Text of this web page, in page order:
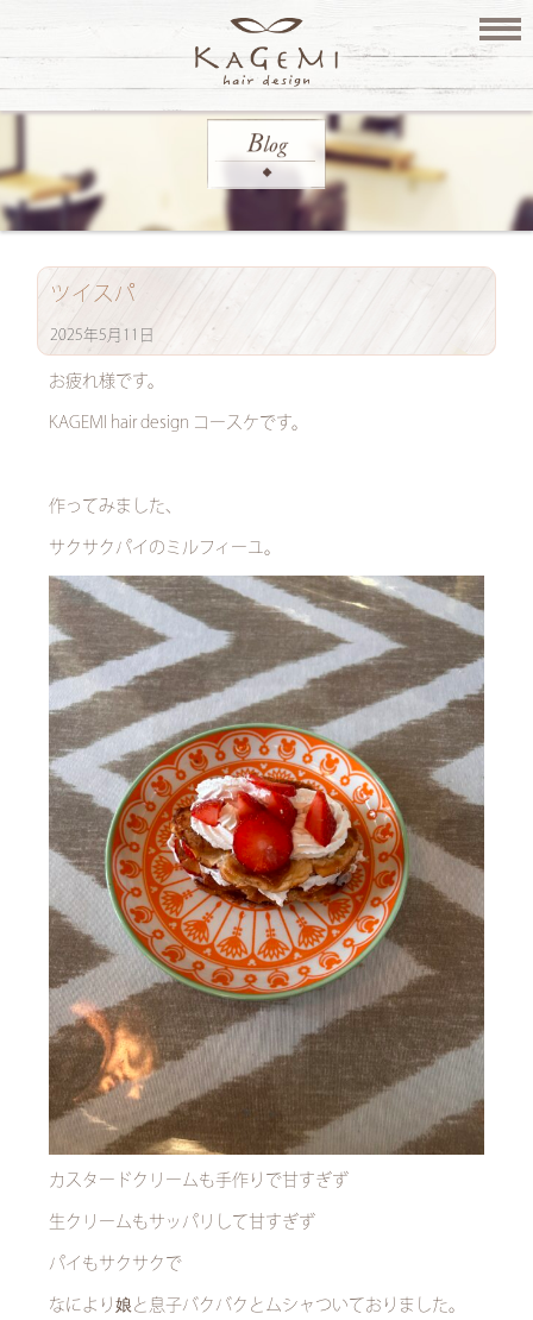
ツイスパ
2025年5月11日
お疲れ様です。
KAGEMI hair design コースケです。
作ってみました、
サクサクパイのミルフィーユ。
カスタードクリームも手作りで甘すぎず
生クリームもサッパリして甘すぎず
パイもサクサクで
なにより娘と息子バクバクとムシャついておりました。